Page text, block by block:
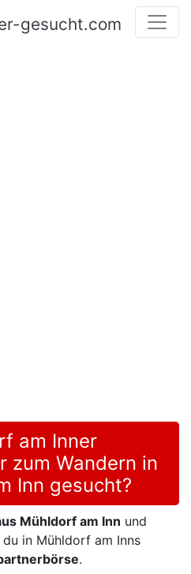
gesucht.com
am Inner
zum Wandern in
Inn gesucht?
Mühldorf am Inn und
in Mühldorf am Inns
.